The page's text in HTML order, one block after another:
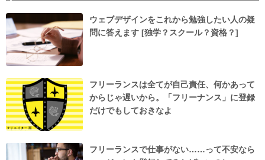
ウェブデザインをこれから勉強したい人の疑
問に答えます [独学？スクール？資格？]
フリーランスは全てが自己責任、何かあって
からじゃ遅いから。「フリーナンス」に登録
だけでもしておきなよ
フリーランスで仕事がない……って不安なら